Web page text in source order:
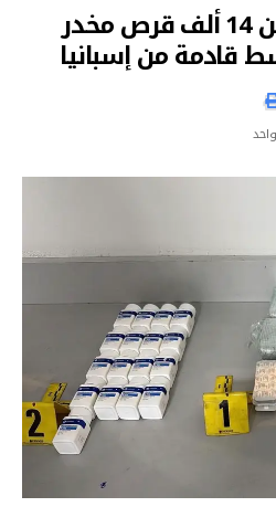
إحباط تهريب أكثر من 14 ألف قرص مخدر
قادمة من إسبانيا